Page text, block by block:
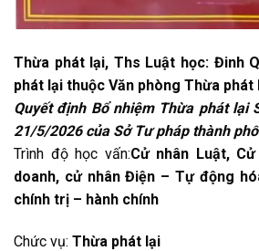
Thừa phát lại, Ths Luật học: Đinh
phát lại thuộc Văn phòng Thừa phát
Quyết định Bổ nhiệm Thừa phát lại
21/5/2026 của Sở Tư pháp thành
Trình độ học vấn:Cử nhân Luật,
doanh, cử nhân Điện – Tự động
chính trị – hành chính
Chức vụ: Thừa phát lại